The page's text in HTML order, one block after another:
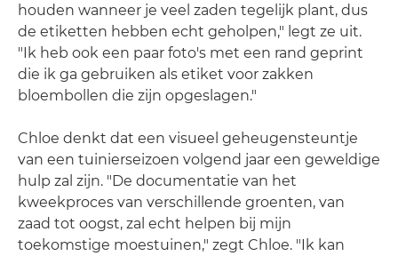
houden wanneer je veel zaden tegelijk plant, dus
de etiketten hebben echt geholpen," legt ze uit.
"Ik heb ook een paar foto's met een rand geprint
die ik ga gebruiken als etiket voor zakken
bloembollen die zijn opgeslagen."
Chloe denkt dat een visueel geheugensteuntje
van een tuinierseizoen volgend jaar een geweldige
hulp zal zijn. "De documentatie van het
kweekproces van verschillende groenten, van
zaad tot oogst, zal echt helpen bij mijn
toekomstige moestuinen," zegt Chloe. "Ik kan